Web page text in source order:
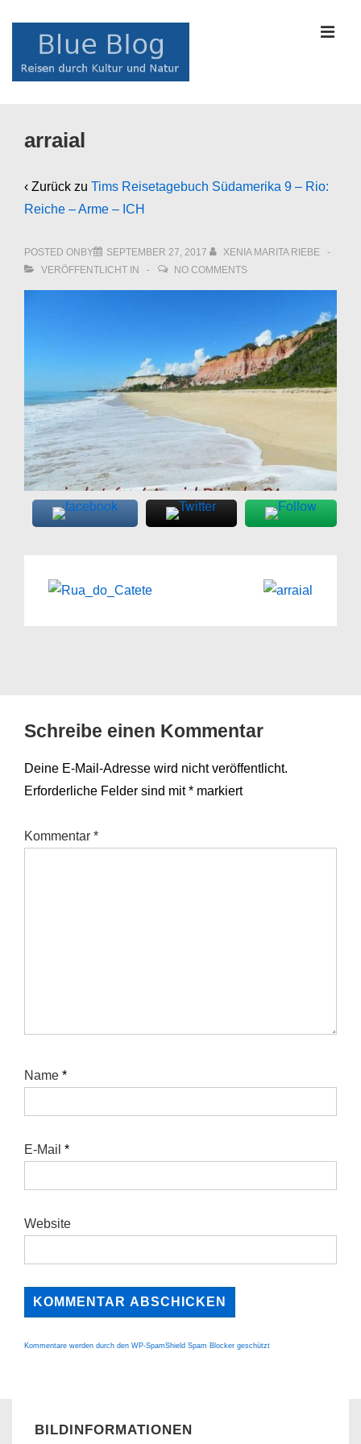
Navigation
arraial
‹ Zurück zu Tims Reisetagebuch Südamerika 9 – Rio:
Reiche – Arme – ICH
POSTED ONBY SEPTEMBER 27, 2017
XENIA MARITA RIEBE
VERÖFFENTLICHT IN
NO COMMENTS
Schreibe einen Kommentar
Deine E-Mail-Adresse wird nicht veröffentlicht.
Erforderliche Felder sind mit* markiert
Kommentar *
Name *
E-Mail *
Website
Kommentare werden durch den WP-SpamShield Spam Blocker geschützt
BILDINFORMATIONEN